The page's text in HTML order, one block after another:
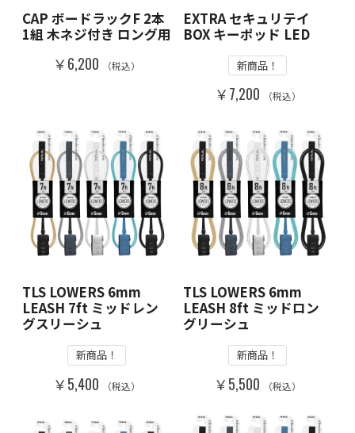
CAP ボードラックF 2本
1組 木ネジ付き ロング用
￥6,200 （税込）
EXTRA セキュリテイ
BOX キーポッド LED
新商品！
￥7,200 （税込）
TLS LOWERS 6mm
LEASH 7ft ミッドレン
グスリーシュ
新商品！
￥5,400 （税込）
TLS LOWERS 6mm
LEASH 8ft ミッドロン
グリーシュ
新商品！
￥5,500 （税込）